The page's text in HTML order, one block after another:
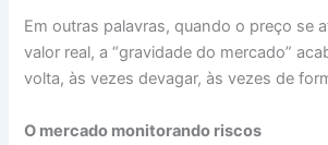
Em outras palavras, quando o preço se
valor real, a “gravidade do mercado”
volta, às vezes devagar, às vezes de
O mercado monitorando riscos